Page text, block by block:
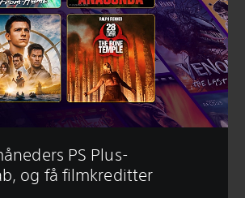
PS Plus-
og få filmkreditter